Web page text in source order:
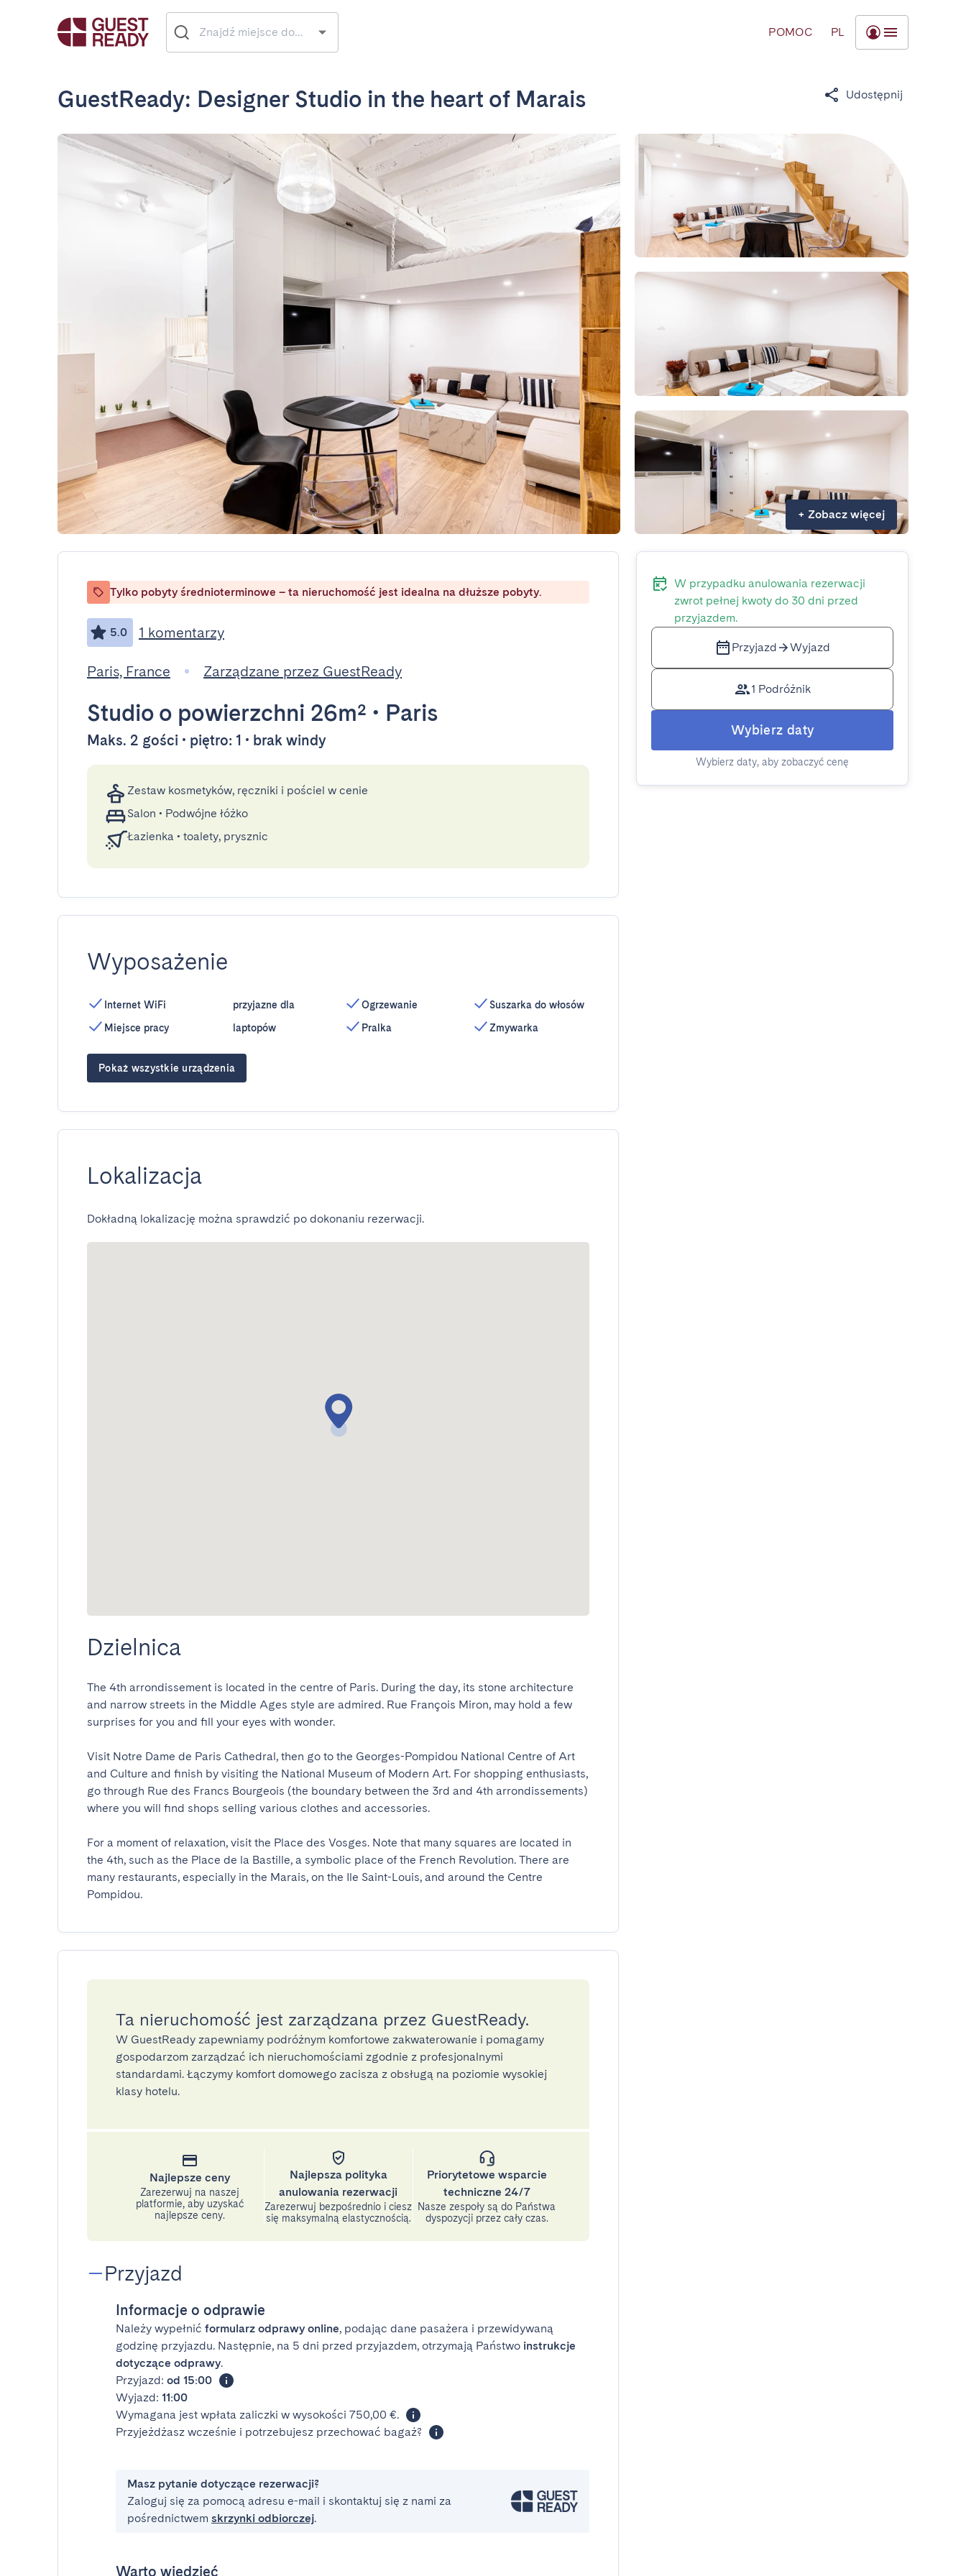
POMOC PL
GuestReady: Designer Studio in the heart of Marais Udostępnij
+ Zobacz więcej
Tylko pobyty średnioterminowe – ta nieruchomość jest idealna na dłuższe pobyty.
5.0 1 komentarzy
Paris, France Zarządzane przez GuestReady
Studio o powierzchni 26m² • Paris
Maks. 2 gości • piętro: 1 • brak windy
Zestaw kosmetyków, ręczniki i pościel w cenie
Salon • Podwójne łóżko
Łazienka • toalety, prysznic
Wyposażenie
Internet WiFi
Miejsce pracy
przyjazne dla
laptopów
Ogrzewanie
Pralka
Suszarka do włosów
Zmywarka
Pokaż wszystkie urządzenia
Lokalizacja
Dokładną lokalizację można sprawdzić po dokonaniu rezerwacji.
Dzielnica
The 4th arrondissement is located in the centre of Paris. During the day, its stone architecture
and narrow streets in the Middle Ages style are admired. Rue François Miron, may hold a few
surprises for you and fill your eyes with wonder.
Visit Notre Dame de Paris Cathedral, then go to the Georges-Pompidou National Centre of Art
and Culture and finish by visiting the National Museum of Modern Art. For shopping enthusiasts,
go through Rue des Francs Bourgeois (the boundary between the 3rd and 4th arrondissements)
where you will find shops selling various clothes and accessories.
For a moment of relaxation, visit the Place des Vosges. Note that many squares are located in
the 4th, such as the Place de la Bastille, a symbolic place of the French Revolution. There are
many restaurants, especially in the Marais, on the Ile Saint-Louis, and around the Centre
Pompidou.
Ta nieruchomość jest zarządzana przez GuestReady.
W GuestReady zapewniamy podróżnym komfortowe zakwaterowanie i pomagamy
gospodarzom zarządzać ich nieruchomościami zgodnie z profesjonalnymi
standardami. Łączymy komfort domowego zacisza z obsługą na poziomie wysokiej
klasy hotelu.
Najlepsze ceny
Zarezerwuj na naszej
platformie, aby uzyskać
najlepsze ceny.
Najlepsza polityka
anulowania rezerwacji
Zarezerwuj bezpośrednio i ciesz
się maksymalną elastycznością.
Priorytetowe wsparcie
techniczne 24/7
Nasze zespoły są do Państwa
dyspozycji przez cały czas.
Przyjazd
Informacje o odprawie
Należy wypełnić formularz odprawy online, podając dane pasażera i przewidywaną
godzinę przyjazdu. Następnie, na 5 dni przed przyjazdem, otrzymają Państwo instrukcje
dotyczące odprawy.
Przyjazd: od 15:00
Wyjazd: 11:00
Wymagana jest wpłata zaliczki w wysokości 750,00 €.
Przyjeżdżasz wcześnie i potrzebujesz przechować bagaż?
Masz pytanie dotyczące rezerwacji?
Zaloguj się za pomocą adresu e-mail i skontaktuj się z nami za
pośrednictwem skrzynki odbiorczej.
Warto wiedzieć
W przypadku anulowania rezerwacji
zwrot pełnej kwoty do 30 dni przed
przyjazdem.
Przyjazd Wyjazd
1 Podróżnik
Wybierz daty
Wybierz daty, aby zobaczyć cenę